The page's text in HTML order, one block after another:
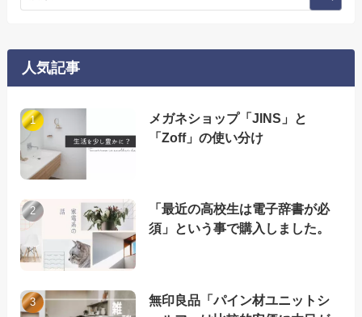
人気記事
メガネショップ「JINS」と
「Zoff」の使い分け
「最近の高校生は電子辞書が必
須」という事で購入しました。
無印良品「パイン材ユニットシ